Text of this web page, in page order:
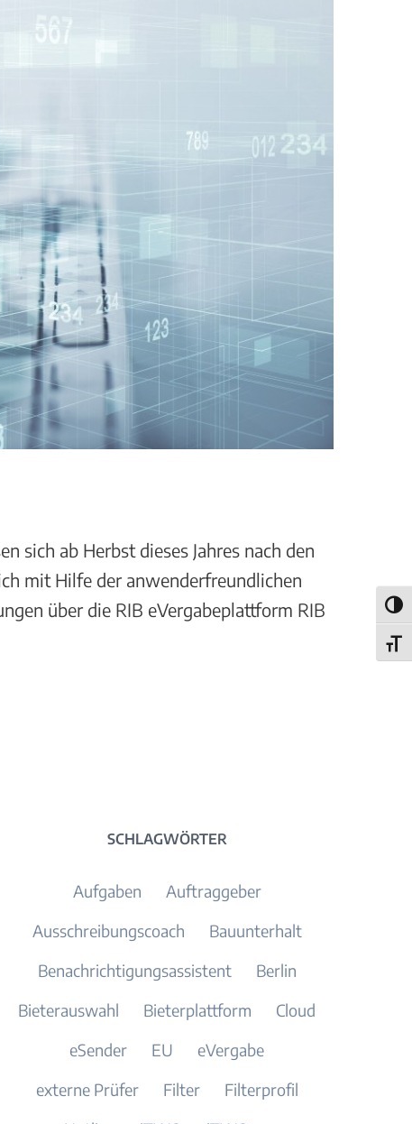
sich ab Herbst dieses Jahres nach den
mit Hilfe der anwenderfreundlichen
über die RIB eVergabeplattform RIB
SCHLAGWÖRTER
Aufgaben
Auftraggeber
Ausschreibungscoach
Bauunterhalt
Benachrichtigungsassistent
Berlin
Bieterauswahl
Bieterplattform
Cloud
eSender
EU
eVergabe
externe Prüfer
Filter
Filterprofil